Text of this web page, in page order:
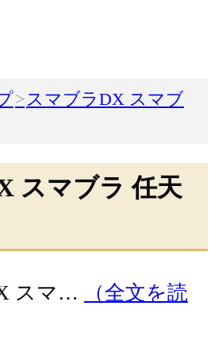
スマブラDX スマブ
スマブラ 任天
スマ…
（全文を読